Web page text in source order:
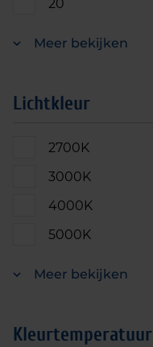
20
Meer bekijken
Lichtkleur
2700K
3000K
4000K
5000K
Meer bekijken
Kleurtemperatuur